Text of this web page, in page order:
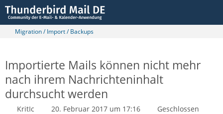
Migration / Import / Backups
Importierte Mails können nicht mehr
nach ihrem Nachrichteninhalt
durchsucht werden
KritIc 20. Februar 2017 um 17:16
Geschlossen